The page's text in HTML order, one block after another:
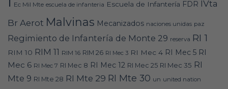
Ec Mil Mte escuela de infanteria Escuela de Infantería FDR IVta
Br Aerot Malvinas Mecanizados naciones unidas paz
Regimiento de Infantería de Monte 29 reserva RI 1
RIM 10 RIM 11 RIM 16 RIM 26 RI Mec 3 RI Mec 4 RI Mec 5 RI
Mec 6 RI Mec 7 RI Mec 8 RI Mec 12 RI Mec 25 RI Mec 35 RI
Mte 9 RI Mte 28 RI Mte 29 RI Mte 30 un united nation